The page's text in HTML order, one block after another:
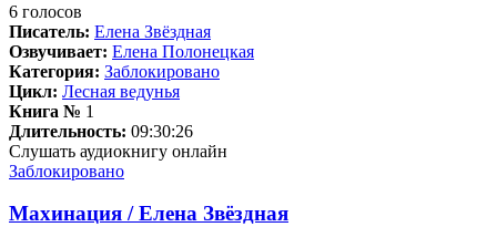
6 голосов
Писатель: Елена Звёздная
Озвучивает: Елена Полонецкая
Категория: Заблокировано
Цикл: Лесная ведунья
Книга № 1
Длительность: 09:30:26
Слушать аудиокнигу онлайн
Заблокировано
Махинация / Елена Звёздная